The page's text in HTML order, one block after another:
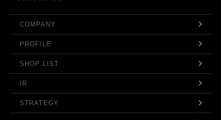
COMPANY
PROFILE
SHOP LIST
IR
STRATEGY